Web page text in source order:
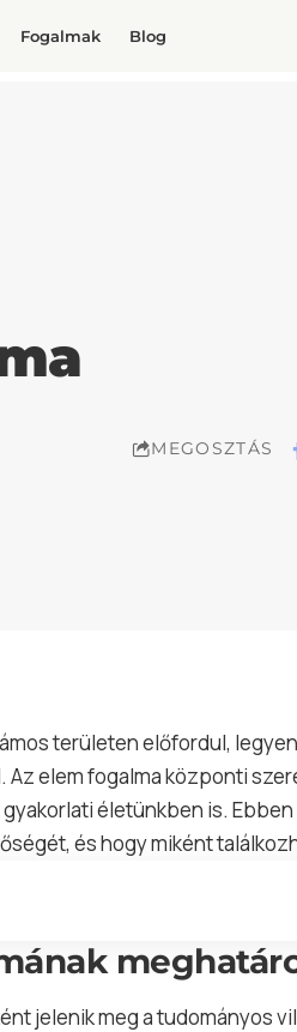
Fogalmak Blog
MEGOSZTÁS
területen előfordul,
Az elemfogalmaközponti
életünkben is.
és hogy miként
jelenik meg a tudományos